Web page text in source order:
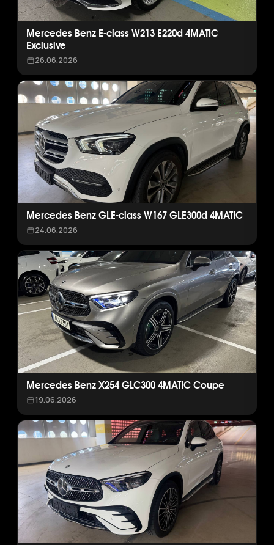
Mercedes Benz E-class W213 E220d 4MATIC
Exclusive
26.06.2026
Mercedes Benz GLE-class W167 GLE300d 4MATIC
24.06.2026
Mercedes Benz X254 GLC300 4MATIC Coupe
19.06.2026